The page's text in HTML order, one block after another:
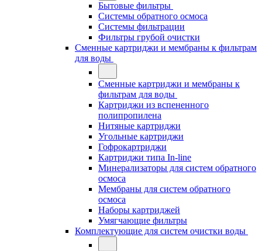
Бытовые фильтры
Системы обратного осмоса
Системы фильтрации
Фильтры грубой очистки
Сменные картриджи и мембраны к фильтрам
для воды
Сменные картриджи и мембраны к
фильтрам для воды
Картриджи из вспененного
полипропилена
Нитяные картриджи
Угольные картриджи
Гофрокартриджи
Картриджи типа In-line
Минерализаторы для систем обратного
осмоса
Мембраны для систем обратного
осмоса
Наборы картриджей
Умягчающие фильтры
Комплектующие для систем очистки воды